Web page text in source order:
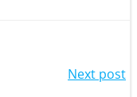
Next post